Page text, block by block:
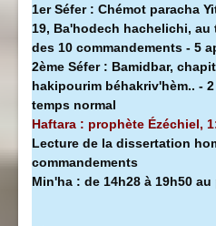
1er Séfer : Chémot paracha
19, Ba'hodech hachelichi,
des 10 commandements - 5
2ème Séfer : Bamidbar,
hakipourim béhakriv'hèm.. -
temps normal
Haftara : prophète Ézéchiel,
Lecture de la dissertation
commandements
Min'ha : de 14h28 à 19h50